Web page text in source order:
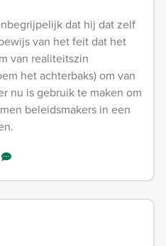
dat hij dat zelf
van het feit dat het
van realiteitszin
het achterbaks) om van
nu is gebruik te maken om
beleidsmakers in een